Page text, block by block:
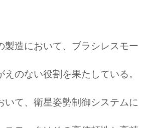
製造において、ブラシレスモー
のない役割を果たしている。
いて、衛星姿勢制御システムに